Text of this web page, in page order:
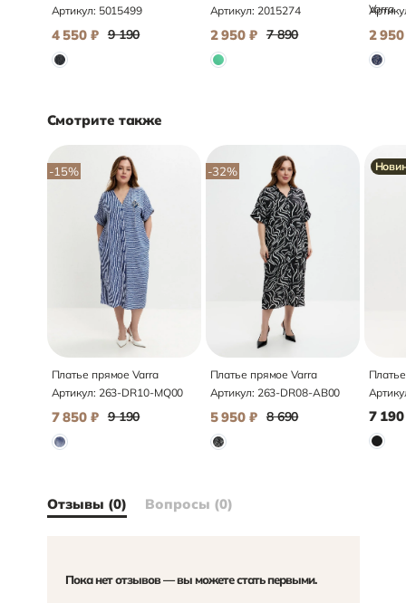
Артикул: 5015499
4 550 ₽ 9 190
Артикул: 2015274
2 950 ₽ 7 890
Varra
2 950
Смотрите также
-15%
Платье прямое Varra
Артикул: 263-DR10-MQ00
7 850 ₽ 9 190
-32%
Платье прямое Varra
Артикул: 263-DR08-AB00
5 950 ₽ 8 690 7 190
Отзывы (0) Вопросы (0)
Пока нет отзывов — вы можете стать первыми.